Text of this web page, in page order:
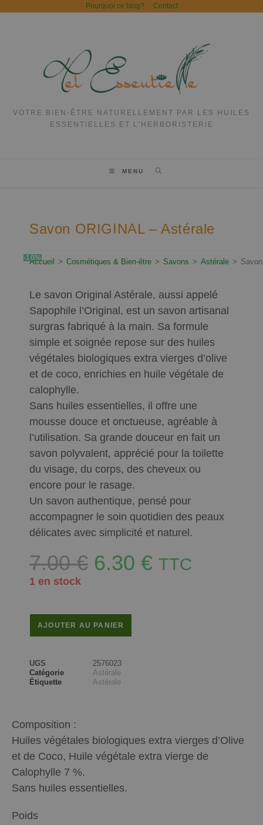
Pourquoi ce blog? Contact
VOTRE BIEN-ÊTRE NATURELLEMENT PAR LES HUILES
ESSENTIELLES ET L'HERBORISTERIE
MENU
-10%
Savon ORIGINAL – Astérale
Accueil > Cosmétiques & Bien-être > Savons > Astérale >
Le savon Original Astérale, aussi appelé
Sapophile l’Original, est un savon artisanal
surgras fabriqué à la main. Sa formule
simple et soignée repose sur des huiles
végétales biologiques extra vierges d’olive
et de coco, enrichies en huile végétale de
calophylle.
Sans huiles essentielles, il offre une
mousse douce et onctueuse, agréable à
l’utilisation. Sa grande douceur en fait un
savon polyvalent, apprécié pour la toilette
du visage, du corps, des cheveux ou
encore pour le rasage.
Un savon authentique, pensé pour
accompagner le soin quotidien des peaux
délicates avec simplicité et naturel.
7.00€ 6.30 € TTC
1 en stock
AJOUTER AU PANIER
UGS
2576023
Catégorie
Astérale
Étiquette
Astérale
Composition :
Huiles végétales biologiques extra vierges d’Olive
et de Coco, Huile végétale extra vierge de
Calophylle 7 %.
Sans huiles essentielles.
Poids